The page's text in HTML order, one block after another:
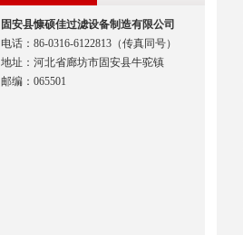
固安县慷硕佳过滤设备制造有限公司
电话：86-0316-6122813（传真同号）
地址：河北省廊坊市固安县牛驼镇
邮编：065501